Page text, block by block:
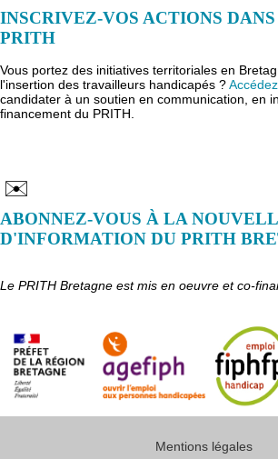
INSCRIVEZ-VOS ACTIONS
PRITH
Vous portez des initiatives territoriales en
l'insertion des travailleurs handicapés ?
candidater à un soutien en communication, en
financement du PRITH.
✉️
ABONNEZ-VOUS À LA
D'INFORMATION DU PRITH
Le PRITH Bretagne est mis en oeuvre et co-
Mentions légales